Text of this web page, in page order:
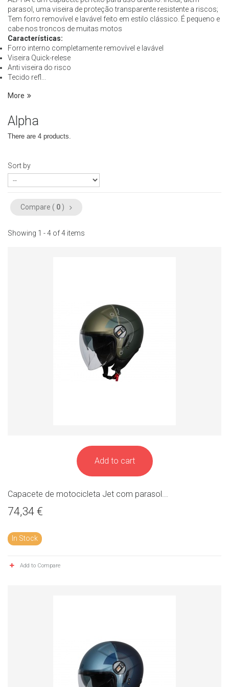
parasol, uma viseira de proteção transparente resistente a riscos;
Tem forro removível e lavável feito em estilo clássico. É pequeno e
cabe nos troncos de muitas motos
Características:
Forro interno completamente removível e lavável
Viseira Quick-relese
Anti viseira do risco
Tecido refl...
More
Alpha
There are 4 products.
Sort by
Compare ( 0 )
Showing 1 - 4 of 4 items
Add to cart
Capacete de motocicleta Jet com parasol...
74,34 €
In Stock
Add to Compare